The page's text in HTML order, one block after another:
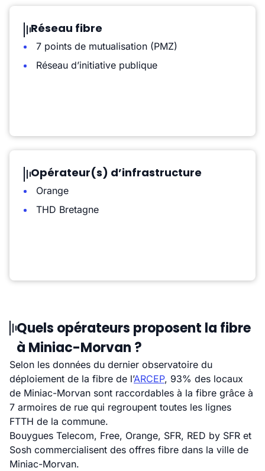
Réseau fibre
7 points de mutualisation (PMZ)
Réseau d’initiative publique
Opérateur(s) d’infrastructure
Orange
THD Bretagne
Quels opérateurs proposent la fibre
à Miniac-Morvan ?
Selon les données du dernier observatoire du
déploiement de la fibre de l’ARCEP, 93% des locaux
de Miniac-Morvan sont raccordables à la fibre grâce à
7 armoires de rue qui regroupent toutes les lignes
FTTH de la commune.
Bouygues Telecom, Free, Orange, SFR, RED by SFR et
Sosh commercialisent des offres fibre dans la ville de
Miniac-Morvan.